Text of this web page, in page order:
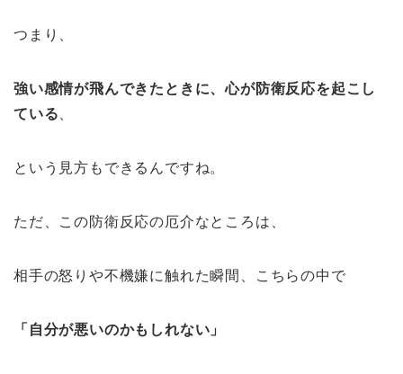
つまり、
強い感情が飛んできたときに、心が防衛反応を起こし
ている
という見方もできるんですね。
ただ、この防衛反応の厄介なところは、
相手の怒りや不機嫌に触れた瞬間、こちらの中で
「自分が悪いのかもしれない」